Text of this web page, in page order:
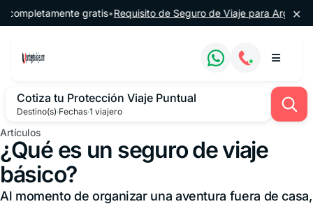
Saltar al contenido
gratis•Requisito de Seguro de Viaje para Argentina• 🔔
×
Cotiza tu Protección Viaje Puntual
Destino(s)·Fechas·1 viajero
Artículos
¿Qué es un seguro de viaje
básico?
Al momento de organizar una aventura fuera de casa,